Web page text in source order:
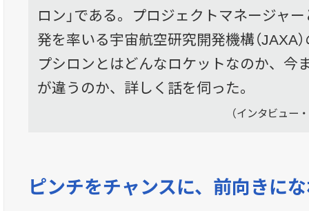
ロン」である。プロジェクトマネージャ
発を率いる宇宙航空研究開発機構（JAXA
プシロンとはどんなロケットなのか、今
が違うのか、詳しく話を伺った。
（インタビュー
ピンチをチャンスに、前向きに